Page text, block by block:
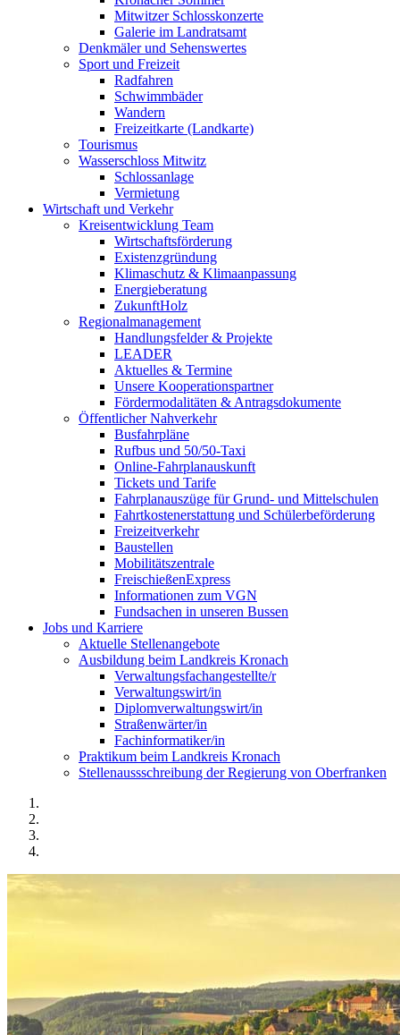
Mitwitzer Schlosskonzerte
Galerie im Landratsamt
Denkmäler und Sehenswertes
Sport und Freizeit
Radfahren
Schwimmbäder
Wandern
Freizeitkarte (Landkarte)
Tourismus
Wasserschloss Mitwitz
Schlossanlage
Vermietung
Wirtschaft und Verkehr
Kreisentwicklung Team
Wirtschaftsförderung
Existenzgründung
Klimaschutz & Klimaanpassung
Energieberatung
ZukunftHolz
Regionalmanagement
Handlungsfelder & Projekte
LEADER
Aktuelles & Termine
Unsere Kooperationspartner
Fördermodalitäten & Antragsdokumente
Öffentlicher Nahverkehr
Busfahrpläne
Rufbus und 50/50-Taxi
Online-Fahrplanauskunft
Tickets und Tarife
Fahrplanauszüge für Grund- und Mittelschulen
Fahrtkostenerstattung und Schülerbeförderung
Freizeitverkehr
Baustellen
Mobilitätszentrale
FreischießenExpress
Informationen zum VGN
Fundsachen in unseren Bussen
Jobs und Karriere
Aktuelle Stellenangebote
Ausbildung beim Landkreis Kronach
Verwaltungsfachangestellte/r
Verwaltungswirt/in
Diplomverwaltungswirt/in
Straßenwärter/in
Fachinformatiker/in
Praktikum beim Landkreis Kronach
Stellenaussschreibung der Regierung von Oberfranken